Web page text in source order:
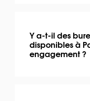
Y a-t-il des
disponibles à
engagement ?